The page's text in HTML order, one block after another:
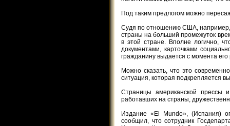
Под таким предлогом можно
Судя по отношению США, например,
страны на больший промежуток
в этой стране. Вполне логично,
документами, карточками
гражданину выдается с момента
Можно сказать, что это
ситуация, которая подкрепляется
Страницы американской прессы
работавших на страны,
Издание «El Mundo», (Испания)
сообщил, что сотрудник